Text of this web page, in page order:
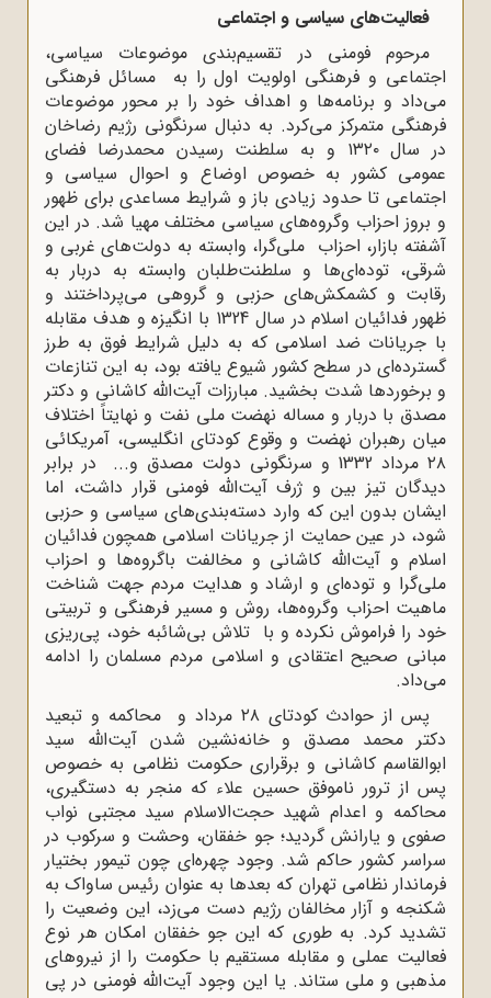
فعالیت‌های سیاسی و اجتماعی
مرحوم فومنی در تقسیم‌بندی موضوعات سیاسی،
اجتماعی و فرهنگی اولویت اول را به مسائل فرهنگی
می‌داد و برنامه‌ها و اهداف خود را بر محور موضوعات
فرهنگی متمرکز می‌کرد. به دنبال سرنگونی رژیم رضاخان
در سال ۱۳۲۰ و به سلطنت رسیدن محمدرضا فضای
عمومی کشور به خصوص اوضاع و احوال سیاسی و
اجتماعی تا حدود زیادی باز و شرایط مساعدی برای ظهور
و بروز احزاب وگروه‌های سیاسی مختلف مهیا شد. در این
آشفته بازار، احزاب ملی‌گرا، وابسته به دولت‌های غربی و
شرقی، توده‌ای‌ها و سلطنت‌طلبان وابسته به دربار به
رقابت و کشمکش‌های حزبی و گروهی می‌پرداختند و
ظهور فدائیان اسلام در سال 1324 با انگیزه و هدف مقابله
با جریانات ضد اسلامی که به دلیل شرایط فوق به طرز
گسترده‌ای در سطح کشور شیوع یافته بود، به این تنازعات
و برخوردها شدت بخشید. مبارزات آیت‌الله کاشانی و دکتر
مصدق با دربار و مساله نهضت ملی نفت و نهایتاً اختلاف
میان رهبران نهضت و وقوع کودتای انگلیسی، آمریکائی
۲۸ مرداد 1332 و سرنگونی دولت مصدق و... در برابر
دیدگان تیز بین و ژرف آیت‌الله فومنی قرار داشت، اما
ایشان بدون این که وارد دسته‌بندی‌های سیاسی و حزبی
شود، در عین حمایت از جریانات اسلامی همچون فدائیان
اسلام و آیت‌الله کاشانی و مخالفت باگروه‌ها و احزاب
ملی‌گرا و توده‌ای و ارشاد و هدایت مردم جهت شناخت
ماهیت احزاب وگروه‌ها، روش و مسیر فرهنگی و تربیتی
خود را فراموش نکرده و با تلاش بی‌شائبه خود، پی‌ریزی
مبانی صحیح اعتقادی و اسلامی مردم مسلمان را ادامه
می‌داد.
پس از حوادث کودتای ۲۸ مرداد و محاکمه و تبعید
دکتر محمد مصدق و خانه‌نشین شدن آیت‌الله سید
ابوالقاسم کاشانی و برقراری حکومت نظامی به خصوص
پس از ترور ناموفق حسین علاء که منجر به دستگیری،
محاکمه و اعدام شهید حجت‌الاسلام سید مجتبی نواب
صفوی و یارانش گردید؛ جو خفقان، وحشت و سرکوب در
سراسر کشور حاکم شد. وجود چهره‌ای چون تیمور بختیار
فرماندار نظامی تهران که بعدها به عنوان رئیس ساواک به
شکنجه و آزار مخالفان رژیم دست می‌زد، این وضعیت را
تشدید کرد. به طوری ‌که این جو خفقان امکان هر نوع
فعالیت عملی و مقابله مستقیم با حکومت را از نیروهای
مذهبی و ملی ستاند. یا این وجود آیت‌الله فومنی در پی